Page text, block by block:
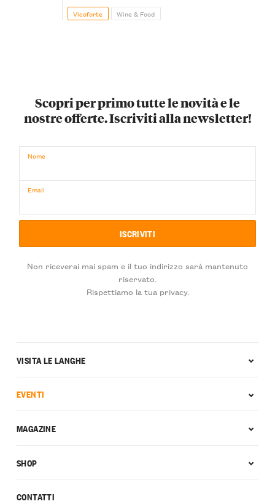
Vicoforte Wine & Food
Scopri per primo tutte le novità e le
nostre offerte. Iscriviti alla newsletter!
Nome
Email
Non riceverai mai spam e il tuo indirizzo sarà mantenuto
riservato.
Rispettiamo la tua privacy.
CONTATTI
VISITA LE LANGHE
EVENTI
MAGAZINE
SHOP